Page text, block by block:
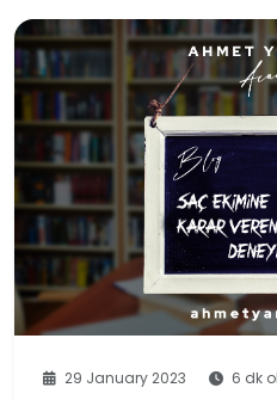
29 January 2023 6 dk